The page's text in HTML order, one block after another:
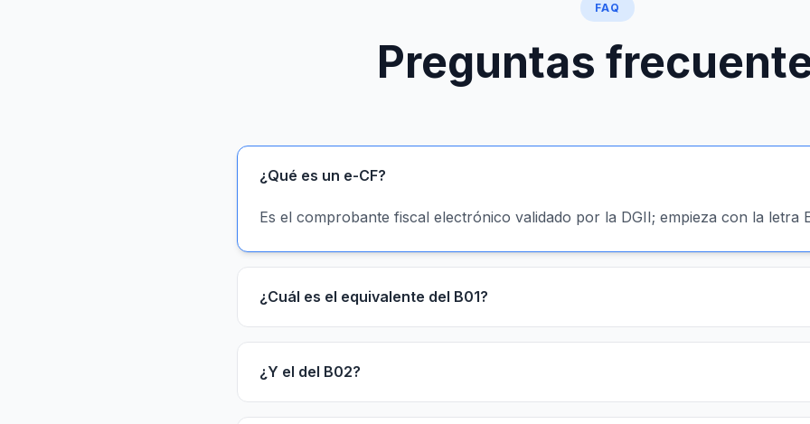
FAQ
Preguntas
¿Qué es un e-CF?
Es el comprobante fiscal electrónico validado por la DGII; empieza con la letra
¿Cuál es el equivalente del B01?
¿Y el del B02?